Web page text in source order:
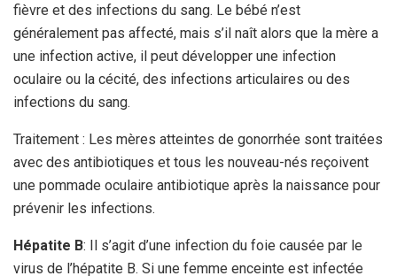
fièvre et des infections du sang. Le bébé n’est
généralement pas affecté, mais s’il naît alors que la mère a
une infection active, il peut développer une infection
oculaire ou la cécité, des infections articulaires ou des
infections du sang.
Traitement : Les mères atteintes de gonorrhée sont traitées
avec des antibiotiques et tous les nouveau-nés reçoivent
une pommade oculaire antibiotique après la naissance pour
prévenir les infections.
Hépatite B: Il s’agit d’une infection du foie causée par le
virus de l’hépatite B. Si une femme enceinte est infectée